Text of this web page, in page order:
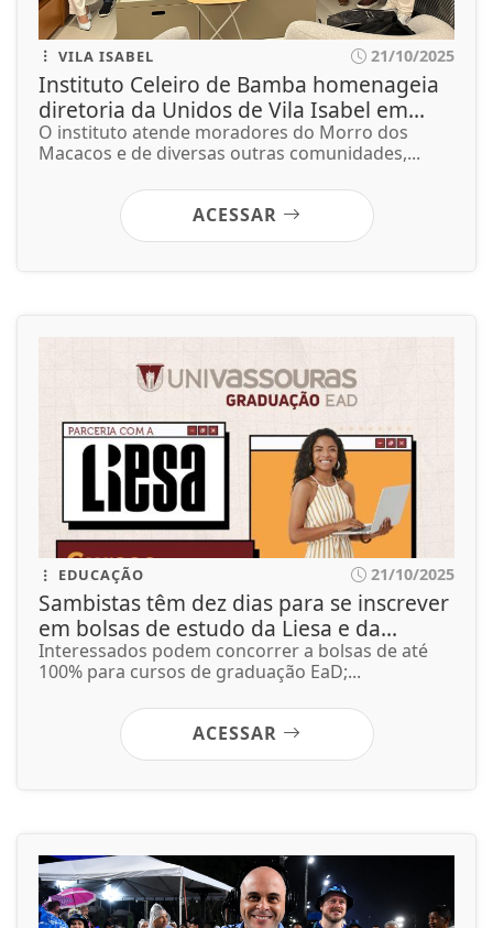
VILA ISABEL 21/10/2025
Instituto Celeiro de Bamba homenageia
diretoria da Unidos de Vila Isabel em...
O instituto atende moradores do Morro dos
Macacos e de diversas outras comunidades,...
ACESSAR
EDUCAÇÃO 21/10/2025
Sambistas têm dez dias para se inscrever
em bolsas de estudo da Liesa e da...
Interessados podem concorrer a bolsas de até
100% para cursos de graduação EaD;...
ACESSAR